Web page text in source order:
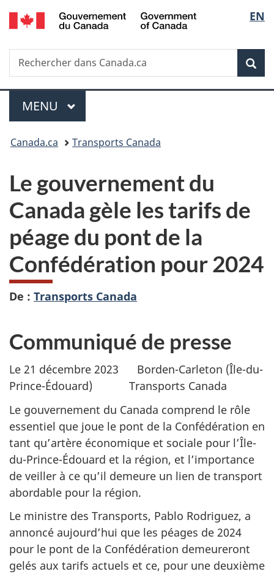
Passer
au
principal
Passer
à
Au
du
Passer
à
version
simplifiée
de
la
EN
Recherche
Rechercher
dans
Menu
MENU PRINCIPAL
Vous
ici :
Canada.ca Transports Canada
Le gouvernement du
Canada gèle les tarifs de
péage du pont de la
Confédération pour 2024
De : Transports Canada
Communiqué de presse
Le 21 décembre 2023 Borden-Carleton (Île-du-
Prince-Édouard) Transports Canada
Le gouvernement du Canada comprend le rôle
essentiel que joue le pont de la Confédération en
tant qu’artère économique et sociale pour l’Île-
du-Prince-Édouard et la région, et l’importance
de veiller à ce qu’il demeure un lien de transport
abordable pour la région.
Le ministre des Transports, Pablo Rodriguez, a
annoncé aujourd’hui que les péages de 2024
pour le pont de la Confédération demeureront
gelés aux tarifs actuels et ce, pour une deuxième